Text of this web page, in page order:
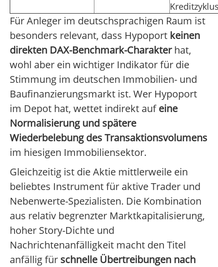
Für Anleger im deutschsprachigen Raum ist
besonders relevant, dass Hypoport keinen
direkten DAX-Benchmark-Charakterhat,
wohl aber ein wichtiger Indikator für die
Stimmung im deutschen Immobilien- und
Baufinanzierungsmarkt ist. Wer Hypoport
im Depot hat, wettet indirekt aufeine
Normalisierung und spätere
Wiederbelebung des Transaktionsvolumens
im hiesigen Immobiliensektor.
Gleichzeitig ist die Aktie mittlerweile ein
beliebtes Instrument für aktive Trader und
Nebenwerte-Spezialisten. Die Kombination
aus relativ begrenzter Marktkapitalisierung,
hoher Story-Dichte und
Nachrichtenanfälligkeit macht den Titel
anfällig für schnelle Übertreibungen nach